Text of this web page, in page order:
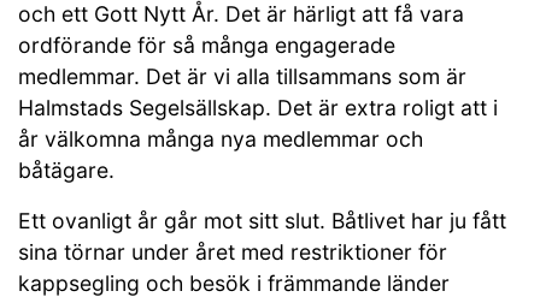
och ett Gott Nytt År. Det är härligt att få vara
ordförande för så många engagerade
medlemmar. Det är vi alla tillsammans som är
Halmstads Segelsällskap. Det är extra roligt att i
år välkomna många nya medlemmar och
båtägare.
Ett ovanligt år går mot sitt slut. Båtlivet har ju fått
sina törnar under året med restriktioner för
kappsegling och besök i främmande länder